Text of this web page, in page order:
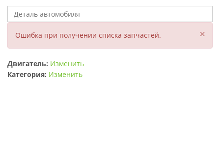
Ошибка при получении списка запчастей. ×
Двигатель: Изменить
Категория: Изменить